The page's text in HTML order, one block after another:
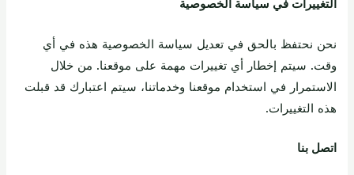
التغييرات في سياسة الخصوصية
نحن نحتفظ بالحق في تعديل سياسة الخصوصية هذه في أي
وقت. سيتم إخطار أي تغييرات مهمة على موقعنا. من خلال
الاستمرار في استخدام موقعنا وخدماتنا، سيتم اعتبارك قد قبلت
هذه التغييرات.
اتصل بنا